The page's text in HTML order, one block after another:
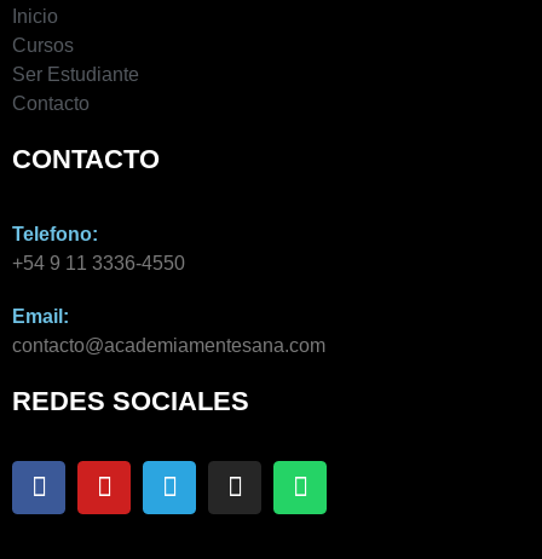
Inicio
Cursos
Ser Estudiante
Contacto
CONTACTO
Telefono:
+54 9 11 3336-4550​
Email:
contacto@academiamentesana.com​
REDES SOCIALES
F
a
Y
o
T
e
I
n
W
h